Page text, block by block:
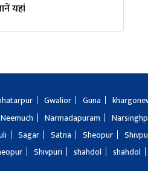
यहां
Gwalior Guna
Neemuch Narmadapuram
Sagar Satna Sheopur
Shivpuri shahdol shahdol